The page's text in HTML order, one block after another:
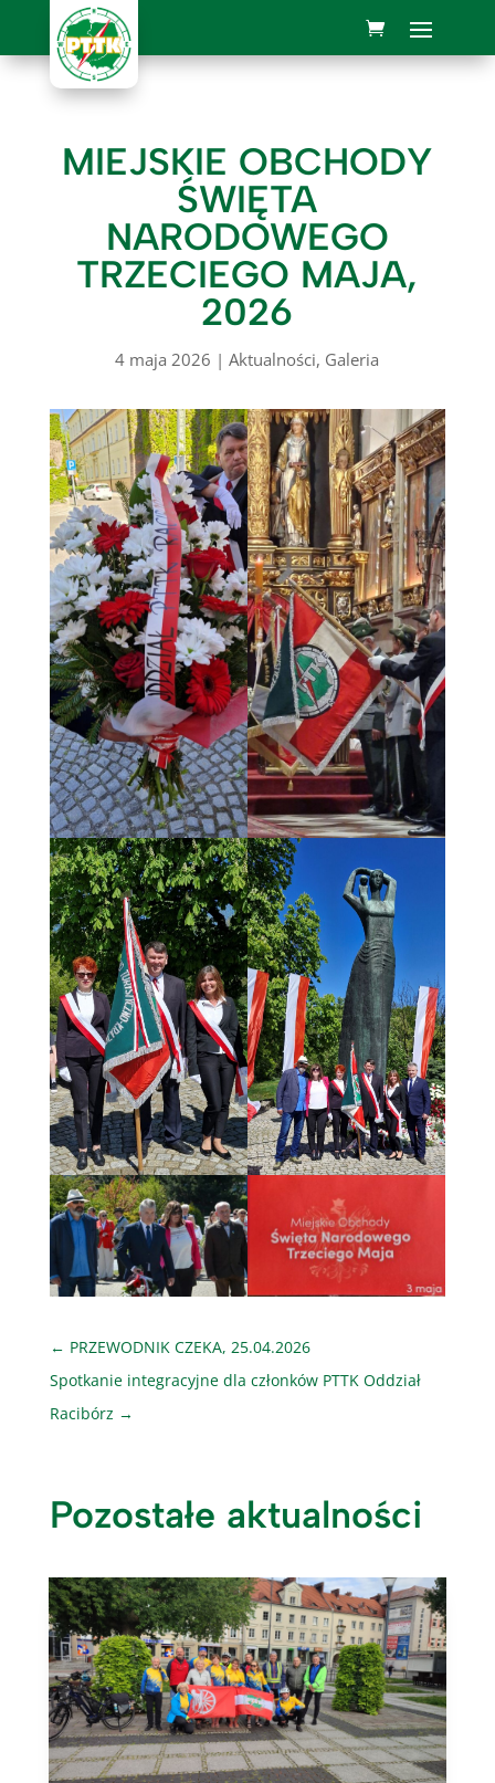
MIEJSKIE OBCHODY
ŚWIĘTA
NARODOWEGO
TRZECIEGO MAJA,
2026
4 maja 2026 |Aktualności, Galeria
← PRZEWODNIK CZEKA, 25.04.2026
Spotkanie integracyjne dla członków PTTK Oddział
Racibórz →
Pozostałe aktualności